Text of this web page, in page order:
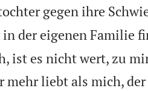
gegen ihre
der eigenen Familie
ist es nicht wert, zu
mehr liebt als mich,